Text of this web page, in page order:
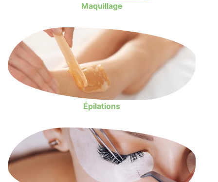
Maquillage
Épilations